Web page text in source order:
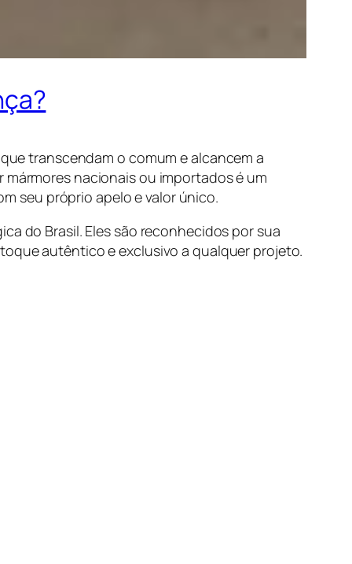
transcendam o comum e alcancem a
mármores nacionais ou importados é um
seu próprio apelo e valor único.
do Brasil. Eles são reconhecidos por sua
autêntico e exclusivo a qualquer projeto.